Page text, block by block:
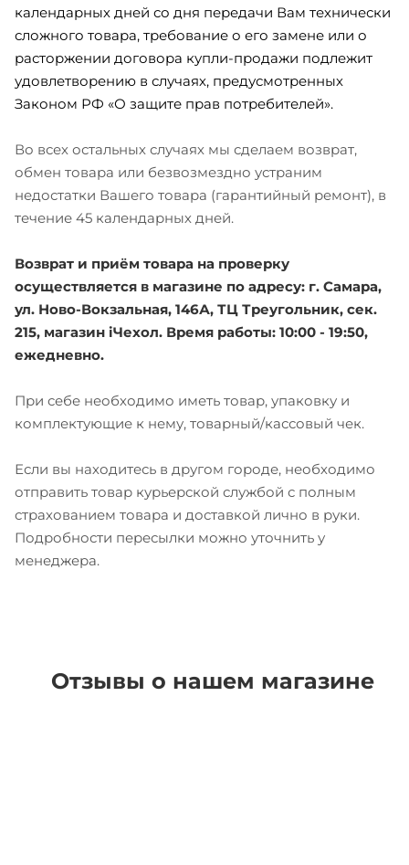
календарных дней со дня передачи Вам технически
сложного товара, требование о его замене или о
расторжении договора купли-продажи подлежит
удовлетворению в случаях, предусмотренных
Законом РФ «О защите прав потребителей».
Во всех остальных случаях мы сделаем возврат,
обмен товара или безвозмездно устраним
недостатки Вашего товара (гарантийный ремонт), в
течение 45 календарных дней.
Возврат и приём товара на проверку
осуществляется в магазине по адресу: г. Самара,
ул. Ново-Вокзальная, 146А, ТЦ Треугольник, сек.
215, магазин iЧехол. Время работы: 10:00 - 19:50,
ежедневно.
При себе необходимо иметь товар, упаковку и
комплектующие к нему, товарный/кассовый чек.
Если вы находитесь в другом городе, необходимо
отправить товар курьерской службой с полным
страхованием товара и доставкой лично в руки.
Подробности пересылки можно уточнить у
менеджера.
Отзывы о нашем магазине